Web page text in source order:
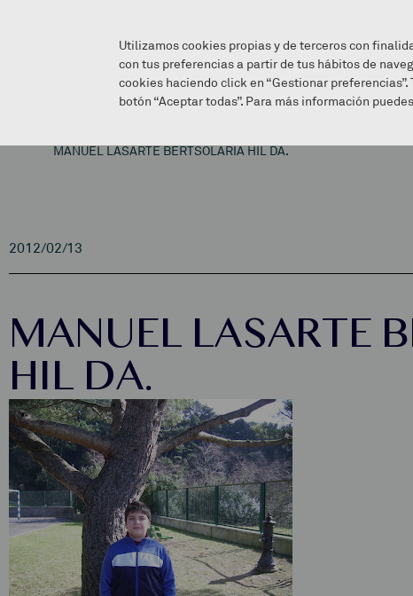
MANUEL LASARTE BERTSOLARIA HIL DA.
2012/02/13
MANUEL LASARTE
HIL DA.
Utilizamos cookies propias y de terceros con
con tus preferencias a partir de tus hábitos de
cookies haciendo click en “Gestionar
botón “Aceptar todas”. Para más información